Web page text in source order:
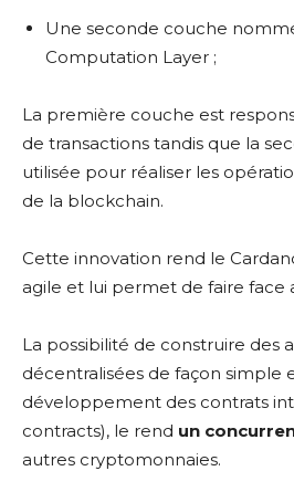
Une seconde couche
Computation Layer ;
La première couche est
de transactions tandis que la
utilisée pour réaliser les
de la blockchain.
Cette innovation rend le
agile et lui permet de faire face
La possibilité de construire des
décentralisées de façon simple
développement des contrats
contracts), le rend un
autres cryptomonnaies.